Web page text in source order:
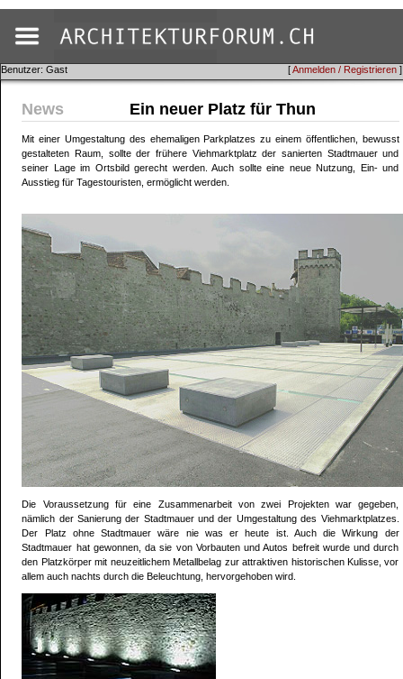
[Anmelden / Registrieren ]
Benutzer: Gast
News Ein neuer Platz für Thun
Mit einer Umgestaltung des ehemaligen Parkplatzes zu einem öffentlichen, bewusst
gestalteten Raum, sollte der frühere Viehmarktplatz der sanierten Stadtmauer und
seiner Lage im Ortsbild gerecht werden. Auch sollte eine neue Nutzung, Ein- und
Ausstieg für Tagestouristen, ermöglicht werden.
Die Voraussetzung für eine Zusammenarbeit von zwei Projekten war gegeben,
nämlich der Sanierung der Stadtmauer und der Umgestaltung des Viehmarktplatzes.
Der Platz ohne Stadtmauer wäre nie was er heute ist. Auch die Wirkung der
Stadtmauer hat gewonnen, da sie von Vorbauten und Autos befreit wurde und durch
den Platzkörper mit neuzeitlichem Metallbelag zur attraktiven historischen Kulisse, vor
allem auch nachts durch die Beleuchtung, hervorgehoben wird.